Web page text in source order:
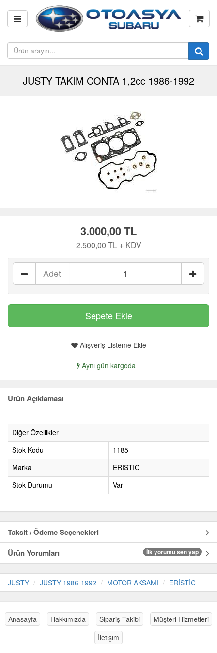
JUSTY TAKIM CONTA 1,2cc 1986-1992
3.000,00 TL
2.500,00 TL + KDV
Adet
Alışveriş Listeme Ekle
Aynı gün kargoda
Ürün Açıklaması
Diğer Özellikler
Stok Kodu
1185
Marka
ERİSTİC
Stok Durumu
Var
Taksit / Ödeme Seçenekleri
Ürün Yorumları
İlk yorumu sen yap
JUSTY JUSTY 1986-1992 MOTOR AKSAMI ERİSTİC
Anasayfa Hakkımızda Sipariş Takibi
Müşteri Hizmetleri
İletişim